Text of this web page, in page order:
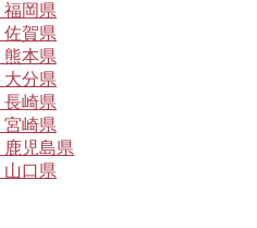
岡県
賀県
本県
分県
崎県
崎県
児島県
口県